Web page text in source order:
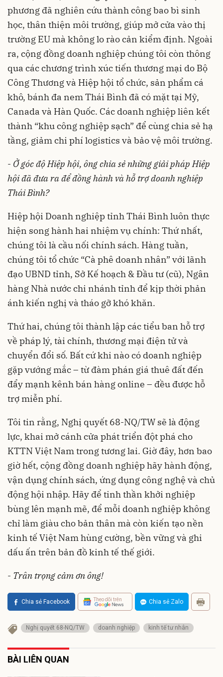
phương đã nghiên cứu thành công bao bì sinh
học, thân thiện môi trường, giúp mở cửa vào thị
trường EU mà không lo rào cản kiểm định. Ngoài
ra, cộng đồng doanh nghiệp chúng tôi còn thông
qua các chương trình xúc tiến thương mại do Bộ
Công Thương và Hiệp hội tổ chức, sản phẩm cá
khô, bánh đa nem Thái Bình đã có mặt tại Mỹ,
Canada và Hàn Quốc. Các doanh nghiệp liên kết
thành “khu công nghiệp sạch” để cùng chia sẻ hạ
tầng, giảm chi phí logistics và bảo vệ môi trường.
- Ở góc độ Hiệp hội, ông chia sẻ những giải pháp Hiệp
hội đã đưa ra để đồng hành và hỗ trợ doanh nghiệp
Thái Bình?
Hiệp hội Doanh nghiệp tỉnh Thái Bình luôn thực
hiện song hành hai nhiệm vụ chính: Thứ nhất,
chúng tôi là cầu nối chính sách. Hàng tuần,
chúng tôi tổ chức “Cà phê doanh nhân” với lãnh
đạo UBND tỉnh, Sở Kế hoạch & Đầu tư (cũ), Ngân
hàng Nhà nước chi nhánh tỉnh để kịp thời phản
ánh kiến nghị và tháo gỡ khó khăn.
Thứ hai, chúng tôi thành lập các tiểu ban hỗ trợ
về pháp lý, tài chính, thương mại điện tử và
chuyển đổi số. Bất cứ khi nào có doanh nghiệp
gặp vướng mắc – từ đàm phán giá thuê đất đến
đẩy mạnh kênh bán hàng online – đều được hỗ
trợ miễn phí.
Tôi tin rằng, Nghị quyết 68-NQ/TW sẽ là động
lực, khai mở cánh cửa phát triển đột phá cho
KTTN Việt Nam trong tương lai. Giờ đây, hơn bao
giờ hết, cộng đồng doanh nghiệp hãy hành động,
vận dụng chính sách, ứng dụng công nghệ và chủ
động hội nhập. Hãy để tinh thần khởi nghiệp
bùng lên mạnh mẽ, để mỗi doanh nghiệp không
chỉ làm giàu cho bản thân mà còn kiến tạo nền
kinh tế Việt Nam hùng cường, bền vững và ghi
dấu ấn trên bản đồ kinh tế thế giới.
- Trân trọng cảm ơn ông!
Chia sẻ Facebook Theo dõi trên Chia sẻ Zalo
Nghị quyết 68-NQ/TW doanh nghiệp kinh tế tư nhân
BÀI LIÊN QUAN